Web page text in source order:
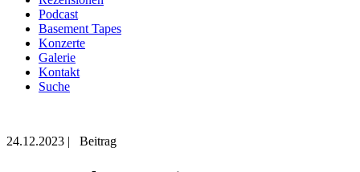
Podcast
Basement Tapes
Konzerte
Galerie
Kontakt
Suche
24.12.2023 | Beitrag